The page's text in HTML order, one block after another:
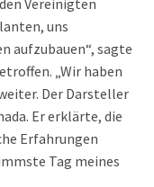
Vereinigten
uns
aufzubauen“, sagte
„Wir haben
Der Darsteller
Er erklärte, die
Erfahrungen
Tag meines